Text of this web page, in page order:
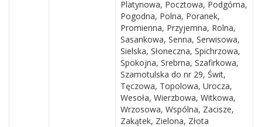
Platynowa, Pocztowa, Podgórna,
Pogodna, Polna, Poranek,
Promienna, Przyjemna, Rolna,
Sasankowa, Senna, Serwisowa,
Sielska, Słoneczna, Spichrzowa,
Spokojna, Srebrna, Szafirkowa,
Szamotulska do nr 29, Świt,
Tęczowa, Topolowa, Urocza,
Wesoła, Wierzbowa, Witkowa,
Wrzosowa, Wspólna, Zacisze,
Zakątek, Zielona, Złota